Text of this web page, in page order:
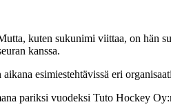
kuten sukunimi viittaa, on hän
kanssa.
esimiestehtävissä eri
pariksi vuodeksi Tuto Hockey